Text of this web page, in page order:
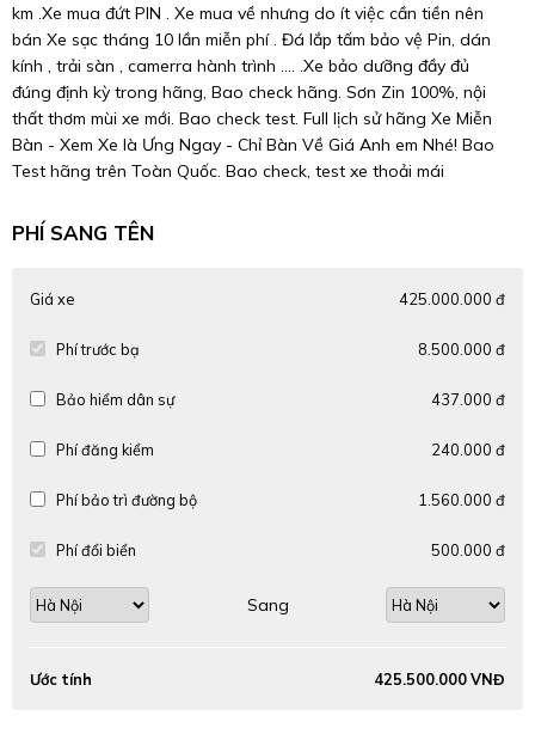
km .Xe mua đứt PIN . Xe mua về nhưng do ít việc cần tiền nên
bán Xe sạc tháng 10 lần miễn phí . Đá lắp tấm bảo vệ Pin, dán
kính , trải sàn , camerra hành trình .... .Xe bảo dưỡng đầy đủ
đúng định kỳ trong hãng, Bao check hãng. Sơn Zin 100%, nội
thất thơm mùi xe mới. Bao check test. Full lịch sử hãng Xe Miễn
Bàn - Xem Xe là Ưng Ngay - Chỉ Bàn Về Giá Anh em Nhé! Bao
Test hãng trên Toàn Quốc. Bao check, test xe thoải mái
PHÍ SANG TÊN
Giá xe 425.000.000 đ
Phí trước bạ 8.500.000 đ
Bảo hiểm dân sự 437.000 đ
Phí đăng kiểm 240.000 đ
Phí bảo trì đường bộ 1.560.000 đ
Phí đổi biển 500.000 đ
Sang
Ước tính 425.500.000 VNĐ